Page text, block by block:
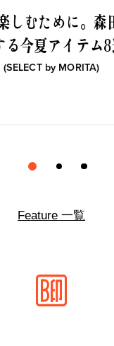
しむために。 森
今夏アイテム8
(SELECT by MORITA)
Feature 一覧